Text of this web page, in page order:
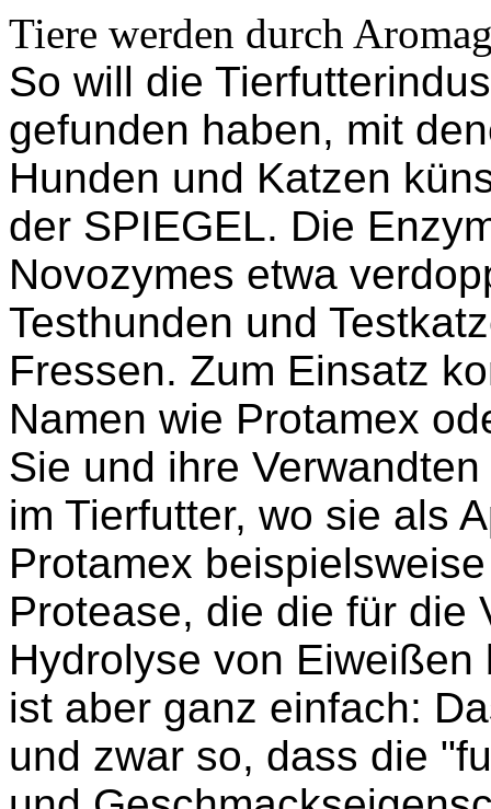
Tiere werden durch
So will die
gefunden haben, mit
Hunden und Katzen
der SPIEGEL. Die
Novozymes etwa
Testhunden und
Fressen. Zum Einsatz
Namen wie Protamex
Sie und ihre
im Tierfutter, wo sie als
Protamex
Protease, die die für die
Hydrolyse von
ist aber ganz einfach:
und zwar so, dass die